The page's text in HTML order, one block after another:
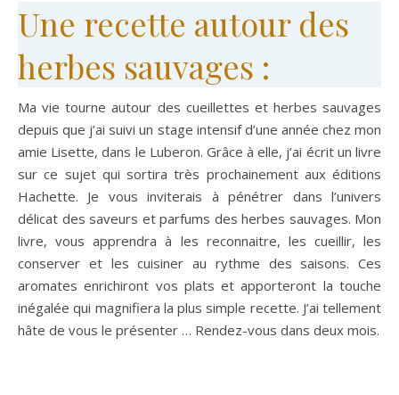
Une recette autour des
herbes sauvages :
Ma vie tourne autour des cueillettes et herbes sauvages
depuis que j’ai suivi un stage intensif d’une année chez mon
amie Lisette, dans le Luberon. Grâce à elle, j’ai écrit un livre
sur ce sujet qui sortira très prochainement aux éditions
Hachette. Je vous inviterais à pénétrer dans l’univers
délicat des saveurs et parfums des herbes sauvages. Mon
livre, vous apprendra à les reconnaitre, les cueillir, les
conserver et les cuisiner au rythme des saisons. Ces
aromates enrichiront vos plats et apporteront la touche
inégalée qui magnifiera la plus simple recette. J’ai tellement
hâte de vous le présenter … Rendez-vous dans deux mois.